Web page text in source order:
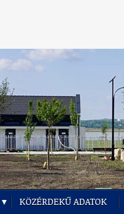
KÖZÉRDEKŰ ADATOK